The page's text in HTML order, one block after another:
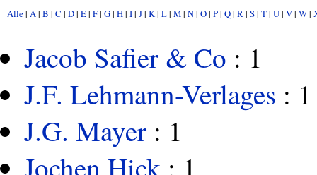
Alle | A| B | C | D| E| F| G| H| I| J| K| L| M| N| O| P| Q| R| S| T| U| V| W|
Jacob Safier & Co : 1
J.F. Lehmann-Verlages : 1
J.G. Mayer : 1
Jochen Hick : 1